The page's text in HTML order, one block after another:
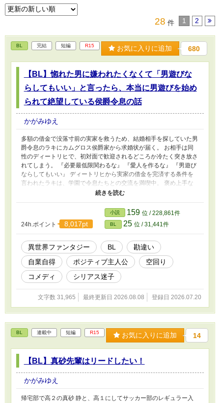
28 件 1 2
BL 完結 短編 R15 お気に入りに追加 680
【BL】惚れた男に嫌われたくなくて「男遊びな
らしてもいい」と言ったら、本当に男遊びを始め
られて絶望している侯爵令息の話
かがみゆえ
多額の借金で没落寸前の実家を救うため、結婚相手を探していた男
爵令息のラキにカムグロス侯爵家から求婚状が届く。 お相手は同
性のディートリヒで、初対面で歓迎されるどころか冷たく突き放さ
れてしまう。 『必要最低限関わるな』 『愛人を作るな』 『男遊び
ならしてもいい』 ディートリヒから実家の借金を完済する条件を
言われたラキは、学園で令息たちとの交流を満喫中。 褒め上手な
ラキの周りには可愛い令息が集まり、推し活状態に。 一方、ディ
ートリヒだけが嫉妬で胃を痛める日々。 ラキへの恋心を隠し続け
た不器用侯爵令息に、幸せな未来は訪れるのか？ .
24h.ポイント 8,017pt
小説 159 位 / 228,861件
BL 25 位 / 31,441件
異世界ファンタジー BL
勘違い
自業自得
ポジティブ主人公
空回り
コメディ
シリアス迷子
文字数 31,965 最終更新日 2026.08.08 登録日 2026.07.20
BL 連載中 短編 R15 お気に入りに追加 14
【BL】真砂先輩はリードしたい！
かがみゆえ
帰宅部で高２の真砂 静と、高１にしてサッカー部のレギュラー入